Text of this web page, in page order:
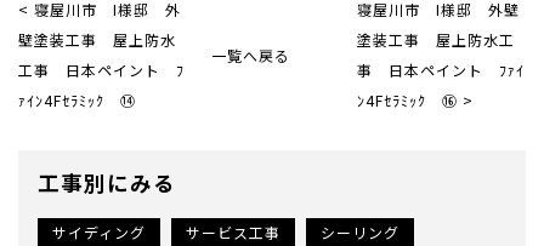
< 寝屋川市 I様邸 外
壁塗装工事 屋上防水
工事 日本ペイント ﾌ
ｧｲﾝ4Fｾﾗﾐｯｸ ⑭
寝屋川市 I様邸 外壁
塗装工事 屋上防水工
事 日本ペイント ﾌｧｲ
ﾝ4Fｾﾗﾐｯｸ ⑯ >
一覧へ戻る
工事別にみる
サイディング サービス工事
シーリング